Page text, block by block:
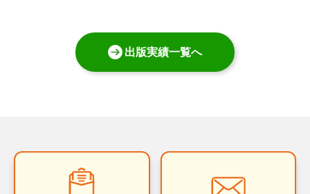
出版実績一覧へ